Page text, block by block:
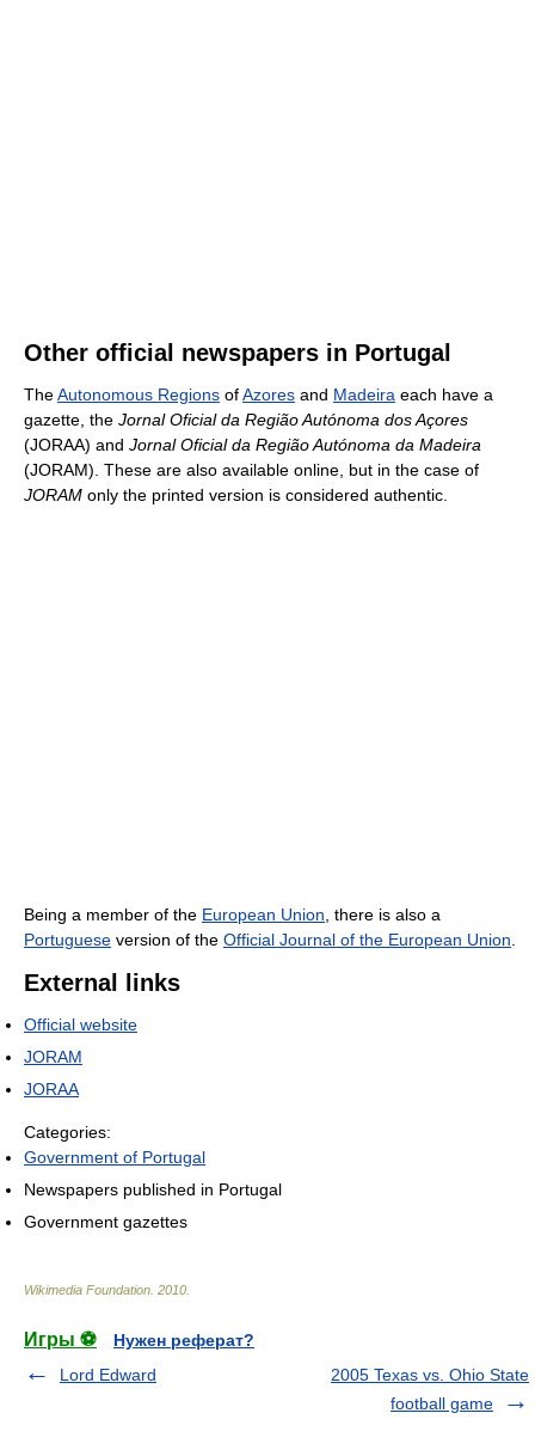
Other official newspapers in Portugal
TheAutonomous Regions ofAzores and Madeira each have a
gazette, the Jornal Oficial da Região Autónoma dos Açores
(JORAA) and Jornal Oficial da Região Autónoma da Madeira
(JORAM). These are also available online, but in the case of
JORAM only the printed version is considered authentic.
Being a member of the European Union , there is also a
Portuguese version of the Official Journal of the European Union
External links
Official website
JORAM
JORAA
Categories:
Government of Portugal
Newspapers published in Portugal
Government gazettes
Wikimedia Foundation 2010
Игры ⚽
Нужен реферат?
Lord Edward
2005 Texas vs. Ohio State
football game